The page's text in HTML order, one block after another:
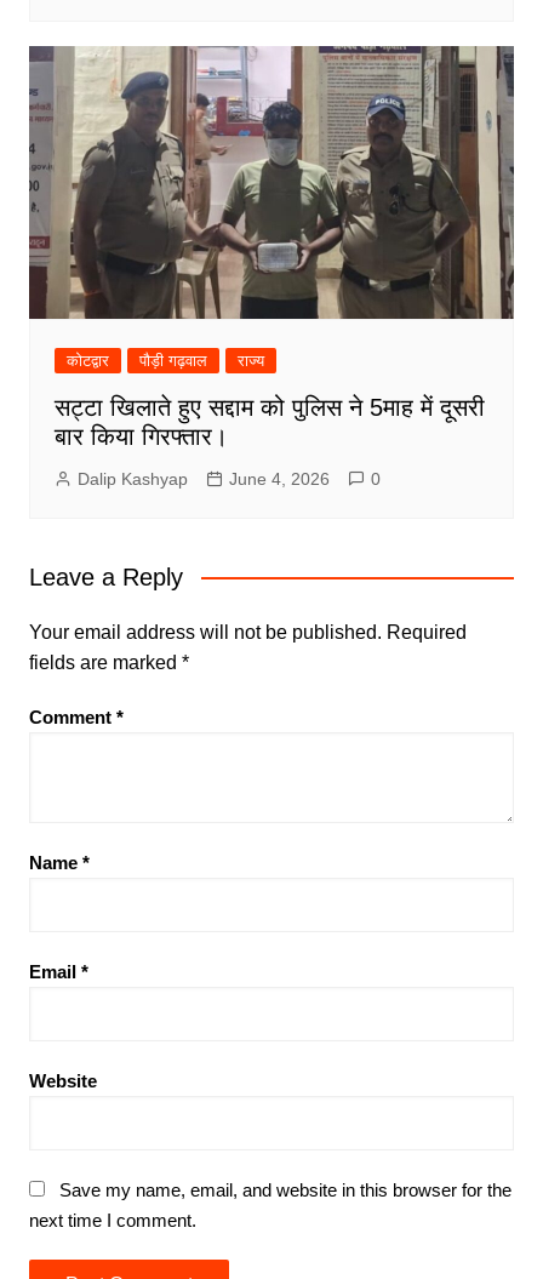
कोटद्वार पौड़ी गढ़वाल राज्य
सट्टा खिलाते हुए सद्दाम को पुलिस ने 5माह में दूसरी
बार किया गिरफ्तार।
Dalip Kashyap June 4, 2026 0
Leave a Reply
Your email address will not be published. Required
fields are marked *
Comment *
Name *
Email *
Website
Save my name, email, and website in this browser for the
next time I comment.